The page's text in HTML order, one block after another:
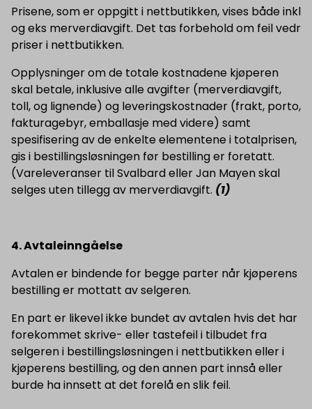
Prisene, som er oppgitt i nettbutikken, vises både inkl
og eks merverdiavgift. Det tas forbehold om feil vedr
priser i nettbutikken.
Opplysninger om de totale kostnadene kjøperen
skal betale, inklusive alle avgifter (merverdiavgift,
toll, og lignende) og leveringskostnader (frakt, porto,
fakturagebyr, emballasje med videre) samt
spesifisering av de enkelte elementene i totalprisen,
gis i bestillingsløsningen før bestilling er foretatt.
(Vareleveranser til Svalbard eller Jan Mayen skal
selges uten tillegg av merverdiavgift. (1)
4. Avtaleinngåelse
Avtalen er bindende for begge parter når kjøperens
bestilling er mottatt av selgeren.
En part er likevel ikke bundet av avtalen hvis det har
forekommet skrive- eller tastefeil i tilbudet fra
selgeren i bestillingsløsningen i nettbutikken eller i
kjøperens bestilling, og den annen part innså eller
burde ha innsett at det forelå en slik feil.